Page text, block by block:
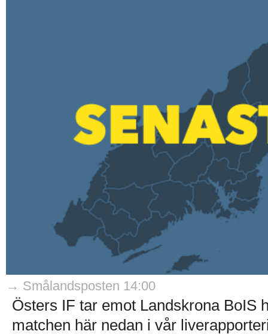
→ Smålandsposten 14:00
Östers IF tar emot Landskrona BoIS
matchen här nedan i vår